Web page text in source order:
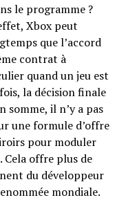
le programme ?
Xbox peut
que l’accord
contrat à
quand un jeu est
la décision finale
somme, il n’y a pas
une formule d’offre
pour moduler
Cela offre plus de
du développeur
mondiale.